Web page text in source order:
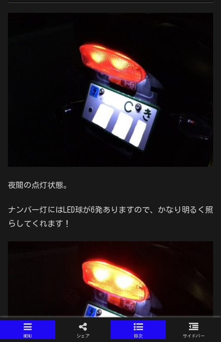
夜間の点灯状態。
ナンバー灯にはLED球が6発ありますので、かなり明るく照
らしてくれます！
MENU シェア 目次 サイドバー